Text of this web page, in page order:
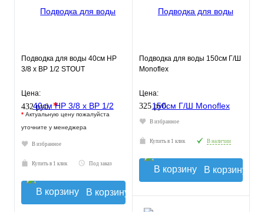
Подводка для воды 40см НР
3/8 х ВР 1/2 STOUT
Цена:
432 руб. *
* Актуальную цену пожалуйста
уточните у менеджера
В избранное
Купить в 1 клик Под заказ
В корзину
Подводка для воды 150см Г/Ш
Monoflex
Цена:
325 руб.
В избранное
Купить в 1 клик В наличии
В корзину